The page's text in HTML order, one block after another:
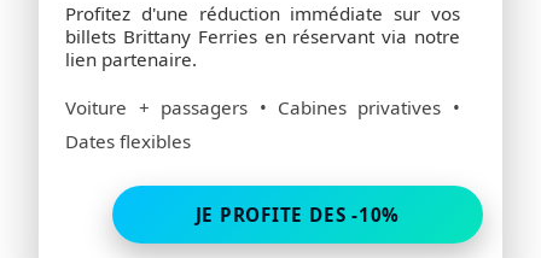
Profitez d'une réduction immédiate sur vos
billets Brittany Ferries en réservant via notre
lien partenaire.
Voiture + passagers • Cabines privatives •
Dates flexibles
JE PROFITE DES -10%